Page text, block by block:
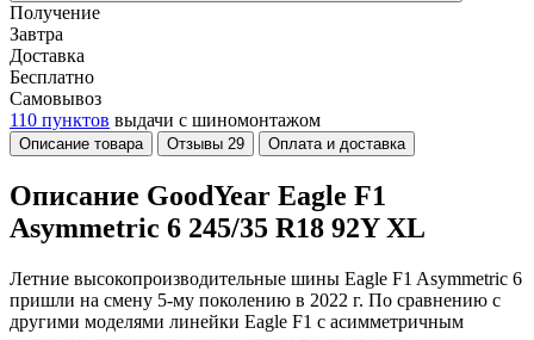
Получение
Завтра
Доставка
Бесплатно
Самовывоз
110 пунктов выдачи с шиномонтажом
Описание товара Отзывы 29 Оплата и доставка
Описание GoodYear Eagle F1
Asymmetric 6 245/35 R18 92Y XL
Летние высокопроизводительные шины Eagle F1 Asymmetric 6
пришли на смену 5-му поколению в 2022 г. По сравнению с
другими моделями линейки Eagle F1 с асимметричным